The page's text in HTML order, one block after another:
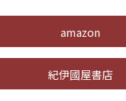
amazon
紀伊國屋書店